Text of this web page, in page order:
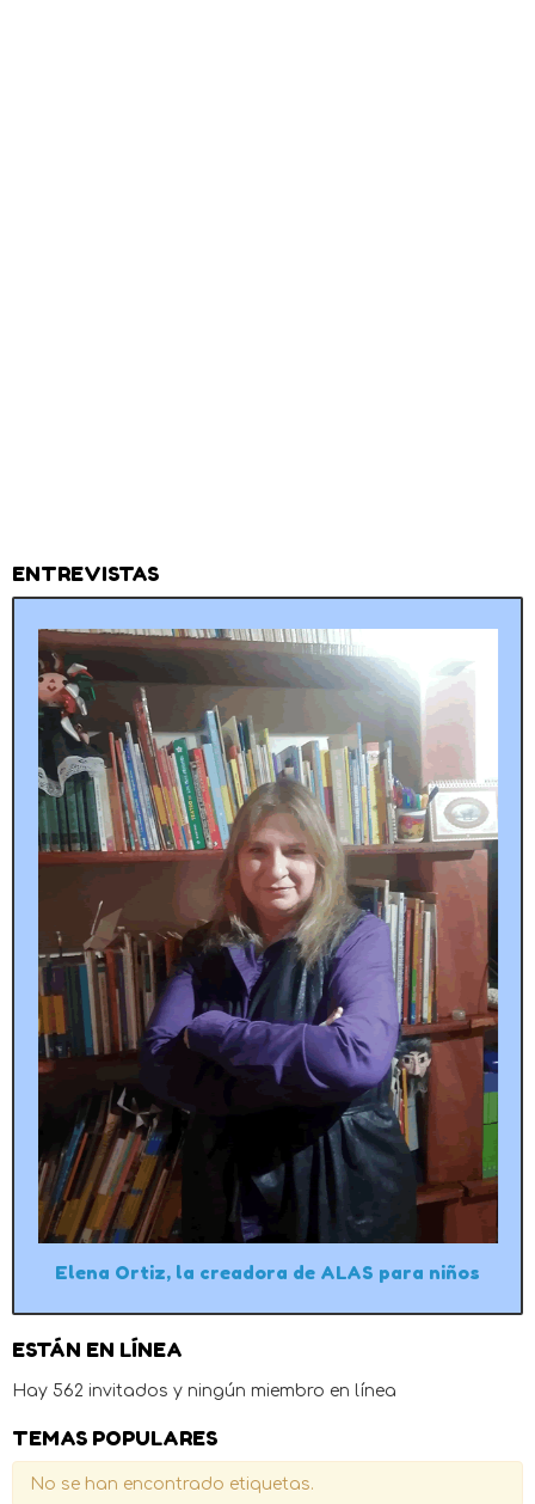
ENTREVISTAS
Elena Ortiz, la creadora de ALAS para niños
ESTÁN EN LÍNEA
Hay 562 invitados y ningún miembro en línea
TEMAS POPULARES
No se han encontrado etiquetas.